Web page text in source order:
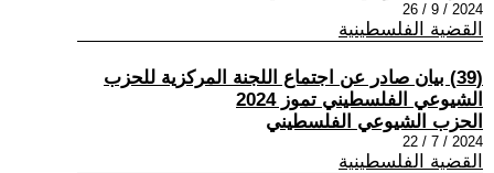
2024 / 9 / 26
القضية الفلسطينية
(39) بيان صادر عن اجتماع اللجنة المركزية للحزب
الشيوعي الفلسطيني تموز 2024
الحزب الشيوعي الفلسطيني
2024 / 7 / 22
القضية الفلسطينية